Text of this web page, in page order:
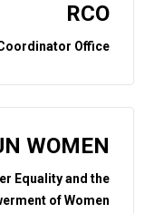
RCO
Office
WOMEN
Equality and the
of Women